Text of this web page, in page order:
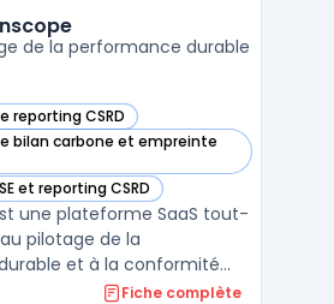
le carbone est séquestré
500 ans ...
de la performance durable
reporting CSRD
dans cette catégorie
bilan carbone et empreinte
dans cette catégorie
et reporting CSRD
dans cette catégorie
une plateforme SaaS tout-
pilotage de la
et à la conformité
Elle automatise la
Fiche complète